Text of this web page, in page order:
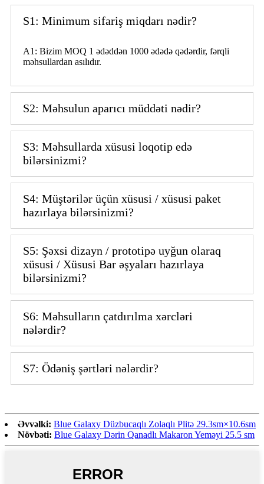
S1: Minimum sifariş miqdarı nədir?
A1: Bizim MOQ 1 ədəddən 1000 ədədə qədərdir, fərqli
məhsullardan asılıdır.
S2: Məhsulun aparıcı müddəti nədir?
S3: Məhsullarda xüsusi loqotip edə
bilərsinizmi?
S4: Müştərilər üçün xüsusi / xüsusi paket
hazırlaya bilərsinizmi?
S5: Şəxsi dizayn / prototipə uyğun olaraq
xüsusi / Xüsusi Bar əşyaları hazırlaya
bilərsinizmi?
S6: Məhsulların çatdırılma xərcləri
nələrdir?
S7: Ödəniş şərtləri nələrdir?
Əvvəlki: Blue Galaxy Düzbucaqlı Zolaqlı Plitə 29.3sm×10.6sm
Növbəti: Blue Galaxy Dərin Qanadlı Makaron Yeməyi 25.5 sm